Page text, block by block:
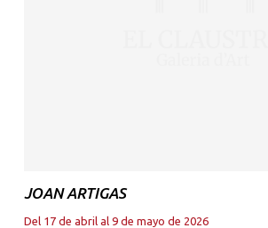
JOAN ARTIGAS
Del 17 de abril al 9 de mayo de 2026